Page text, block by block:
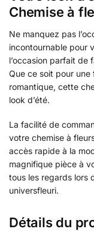
Chemise à
Ne manquez pas
incontournable pour
l’occasion parfait de
Que ce soit pour
romantique, cette
look d’été.
La facilité de
votre chemise à
accès rapide à la
magnifique pièce à
tous les regards lors
universfleuri.
Détails du